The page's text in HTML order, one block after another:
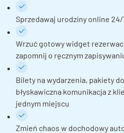
Sprzedawaj urodziny online
Wrzuć gotowy widget
zapomnij o ręcznym
Bilety na wydarzenia, pakiety
błyskawiczna komunikacja z
jednym miejscu
Zmień chaos w dochodowy